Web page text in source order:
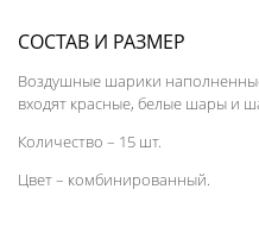
СОСТАВ И РАЗМЕР
Воздушные шарики
входят красные, белые шары и
Количество – 15 шт.
Цвет – комбинированный.